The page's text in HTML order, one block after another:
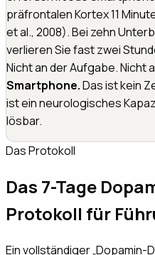
präfrontalen Kortex 11
et al., 2008). Bei zehn
verlieren Sie fast zwei
Nicht an der Aufgabe. Nicht
Smartphone.Das ist kein
ist ein neurologisches
lösbar.
Das Protokoll
Das 7-Tage
Protokoll für
Ein vollständiger